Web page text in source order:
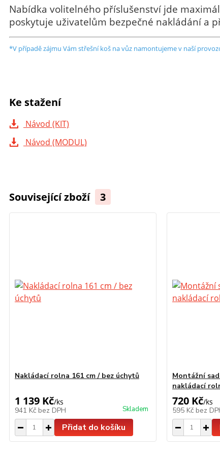
Nabídka volitelného příslušenství jde
poskytuje uživatelům bezpečné nakládání a
*V případě zájmu Vám střešní koš na vůz namontujeme v naší
Ke stažení
Návod (KIT)
Návod (MODUL)
Související zboží 3
Nakládací rolna 161 cm / bez úchytů
1 139 Kč/ks
941 Kč bez DPH Skladem
Přidat do košíku
Montážní
nakládací
720 Kč/ks
595 Kč bez